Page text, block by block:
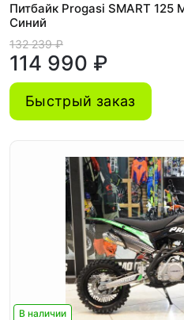
Питбайк Progasi SMART 125
Синий
132 239 ₽
114 990 ₽
Быстрый заказ
В наличии